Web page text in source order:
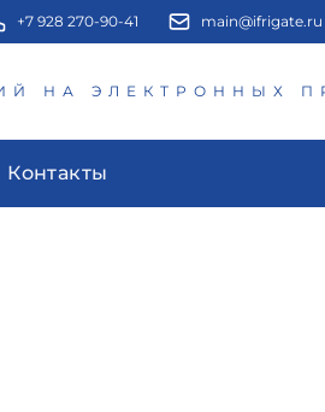
+7 928 270-90-41 main@ifrigate.ru
НА ЭЛЕКТРОННЫХ
Контакты